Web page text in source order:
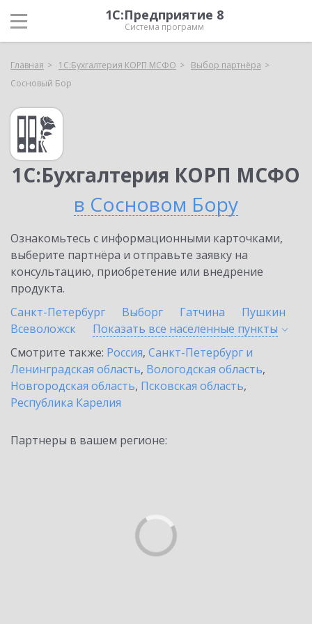
1С:Предприятие 8
Система программ
Главная 1С:Бухгалтерия КОРП МСФО
Выбор партнёра
Сосновый Бор
1С:Бухгалтерия КОРП МСФО
в Сосновом Бору
Ознакомьтесь с информационными карточками,
выберите партнёра и отправьте заявку на
консультацию, приобретение или внедрение
продукта.
Санкт-Петербург
Выборг Гатчина
Пушкин
Всеволожск
Показать все населенные пункты
Смотрите также: Россия, Санкт-Петербург и
Ленинградская область, Вологодская область,
Новгородская область, Псковская область,
Республика Карелия
Партнеры в вашем регионе: